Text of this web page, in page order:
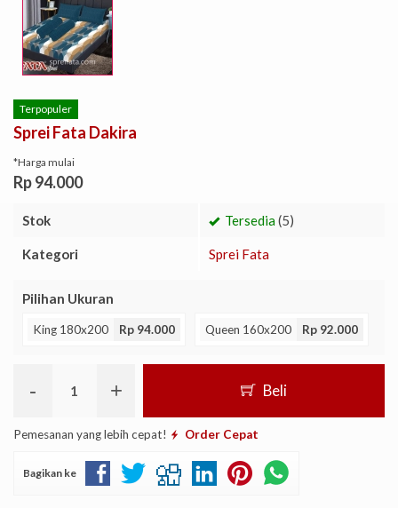
Terpopuler
Sprei Fata Dakira
*Harga mulai
Rp 94.000
Stok Tersedia(5)
Kategori Sprei Fata
Pilihan Ukuran
King 180x200 Rp 94.000 Queen 160x200 Rp 92.000
- + Beli
Pemesanan yang lebih cepat! Order Cepat
Bagikan ke